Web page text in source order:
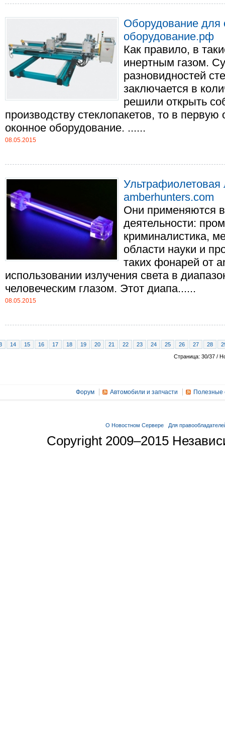
Оборудование для
оборудование.рф
Как правило, в
инертным газом.
разновидностей
заключается в
решили открыть
производству стеклопакетов, то в первую
оконное оборудование. ......
08.05.2015
Ультрафиолетовая
amberhunters.com
Они применяются
деятельности:
криминалистика,
области науки и
таких фонарей от
использовании излучения света в
человеческим глазом. Этот диапа......
08.05.2015
14 15 16 17 18 19 20 21 22 23 24 25 26 27 28
Страница: 30/37 /
Форум Автомобили и запчасти Полезные
О Новостном Сервере Для
Copyright 2009–2015